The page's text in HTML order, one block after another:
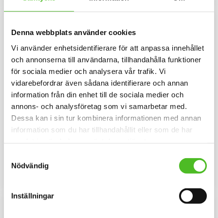
Denna webbplats använder cookies
Vi använder enhetsidentifierare för att anpassa innehållet
och annonserna till användarna, tillhandahålla funktioner
för sociala medier och analysera vår trafik. Vi
vidarebefordrar även sådana identifierare och annan
information från din enhet till de sociala medier och
annons- och analysföretag som vi samarbetar med.
Dessa kan i sin tur kombinera informationen med annan
information som du har tillhandahållit eller som de har
Nödvändig
Inställningar
T-shirt "I Love" Beagle
Beaglemotiv tryckt på bröstet.
Mössa med Beagle
siluettmotiv av en Beagle.
Siluetten är ca 5 cm hög.